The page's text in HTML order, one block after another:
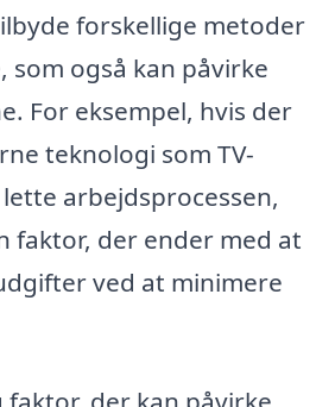
forskellige metoder
som også kan påvirke
For eksempel, hvis der
teknologi som TV-
arbejdsprocessen,
faktor, der ender med at
ved at minimere